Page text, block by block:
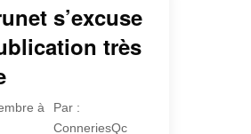
s’excuse
très
à
Par :
ConneriesQc